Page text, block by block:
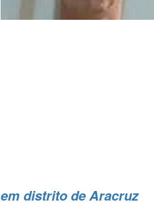
em distrito de Aracruz